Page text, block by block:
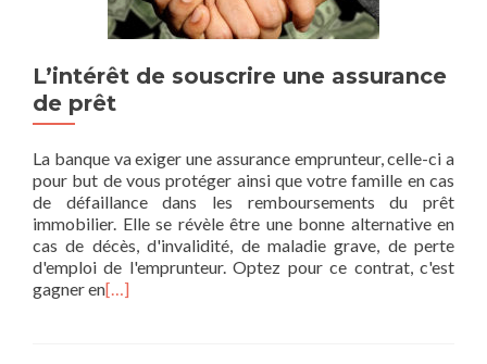
L’intérêt de souscrire une assurance
de prêt
La banque va exiger une assurance emprunteur, celle-ci a
pour but de vous protéger ainsi que votre famille en cas
de défaillance dans les remboursements du prêt
immobilier. Elle se révèle être une bonne alternative en
cas de décès, d'invalidité, de maladie grave, de perte
d'emploi de l'emprunteur. Optez pour ce contrat, c'est
gagner en[…]